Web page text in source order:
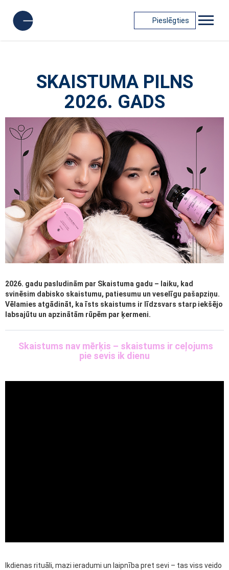
Pieslēgties
SKAISTUMA PILNS
2026. GADS
2026. gadu pasludinām par Skaistuma gadu – laiku, kad
svinēsim dabisko skaistumu, patiesumu un veselīgu pašapziņu.
Vēlamies atgādināt, ka īsts skaistums ir līdzsvars starp iekšējo
labsajūtu un apzinātām rūpēm par ķermeni.
Skaistums nav mērķis – skaistums ir ceļojums
pie sevis ik dienu
Ikdienas rituāli, mazi ieradumi un laipnība pret sevi – tas viss veido